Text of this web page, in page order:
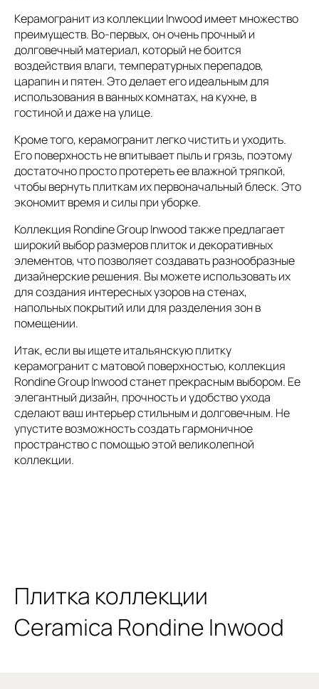
Керамогранит из коллекции Inwood имеет множество
преимуществ. Во-первых, он очень прочный и
долговечный материал, который не боится
воздействия влаги, температурных перепадов,
царапин и пятен. Это делает его идеальным для
использования в ванных комнатах, на кухне, в
гостиной и даже на улице.
Кроме того, керамогранит легко чистить и уходить.
Его поверхность не впитывает пыль и грязь, поэтому
достаточно просто протереть ее влажной тряпкой,
чтобы вернуть плиткам их первоначальный блеск. Это
экономит время и силы при уборке.
Коллекция Rondine Group Inwood также предлагает
широкий выбор размеров плиток и декоративных
элементов, что позволяет создавать разнообразные
дизайнерские решения. Вы можете использовать их
для создания интересных узоров на стенах,
напольных покрытий или для разделения зон в
помещении.
Итак, если вы ищете итальянскую плитку
керамогранит с матовой поверхностью, коллекция
Rondine Group Inwood станет прекрасным выбором. Ее
элегантный дизайн, прочность и удобство ухода
сделают ваш интерьер стильным и долговечным. Не
упустите возможность создать гармоничное
пространство с помощью этой великолепной
коллекции.
Плитка коллекции
Ceramica Rondine Inwood